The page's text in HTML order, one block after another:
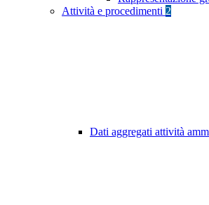
Attività e procedimenti 2
Dati aggregati attività